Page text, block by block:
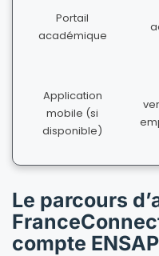
Portail
académique
Application
mobile (si
disponible)
Le parcours
compte